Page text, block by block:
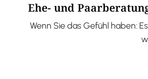
Ehe- und
Wenn Sie das Gefühl haben: